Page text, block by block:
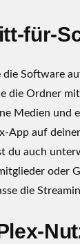
m
t
H
m
e
für-
die Software
die Ordner
Medien und
App auf
du auch
oder
die